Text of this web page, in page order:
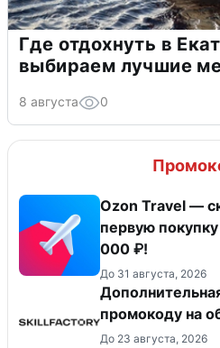
Где отдохнуть в
выбираем лучшие
8 августа 0
Ozon Travel —
первую
000 ₽!
До 31 августа, 2026
промокоду на
До 23 августа, 2026